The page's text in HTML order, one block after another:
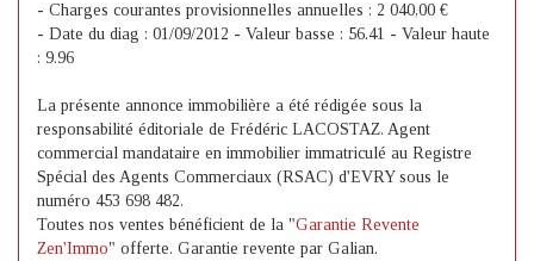
- Charges courantes provisionnelles annuelles : 2 040,00 €
- Date du diag : 01/09/2012 - Valeur basse : 56.41 - Valeur haute
: 9.96
La présente annonce immobilière a été rédigée sous la
responsabilité éditoriale de Frédéric LACOSTAZ. Agent
commercial mandataire en immobilier immatriculé au Registre
Spécial des Agents Commerciaux (RSAC) d'EVRY sous le
numéro 453 698 482.
Toutes nos ventes bénéficient de la "Garantie Revente
Zen'Immo" offerte. Garantie revente par Galian.